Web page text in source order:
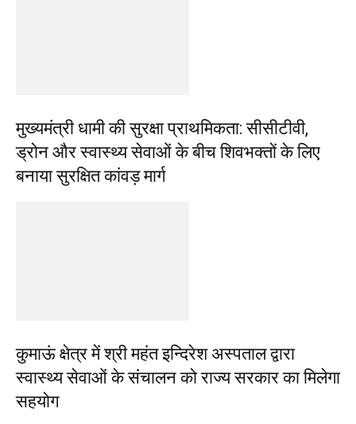
मुख्यमंत्री धामी की सुरक्षा प्राथमिकता: सीसीटीवी,
ड्रोन और स्वास्थ्य सेवाओं के बीच शिवभक्तों के लिए
बनाया सुरक्षित कांवड़ मार्ग
कुमाऊं क्षेत्र में श्री महंत इन्दिरेश अस्पताल द्वारा
स्वास्थ्य सेवाओं के संचालन को राज्य सरकार का मिलेगा
सहयोग